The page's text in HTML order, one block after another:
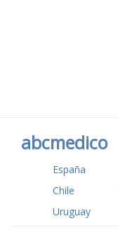
abcmedico
España
Chile
Uruguay